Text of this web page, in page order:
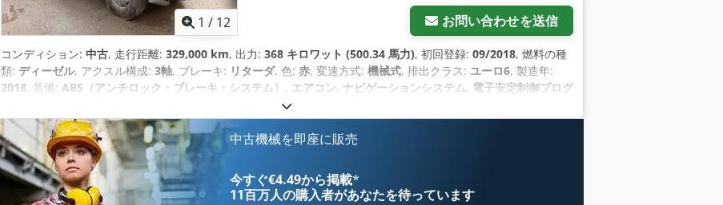
1 / 12 お問い合わせを送信
コンディション: 中古, 走行距離: 329,000 km, 出力: 368 キロワット (500.34 馬力), 初回登録: 09/2018, 燃料の種
類: ディーゼル, アクスル構成: 3軸, ブレーキ: リターダ, 色: 赤, 変速方式: 機械式, 排出クラス: ユーロ6, 製造年:
2018, 装備: ABS（アンチロック・ブレーキ・システム）, エアコン, ナビゲーションシステム, 電子安定制御プログ
中古機械を即座に販売
今すぐ€4.49から掲載*
11百万人の購入者があなたを待っています